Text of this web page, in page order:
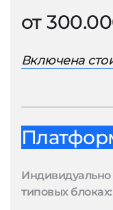
от
Включена
Индивидуально
типовых блоках: